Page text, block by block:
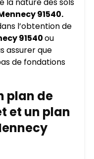
91540.
l’obtention de
91540ou
assurer que
de fondations
plan de
et un plan